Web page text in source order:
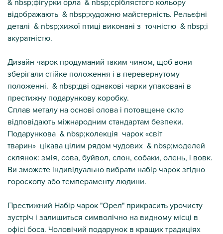
відображають & nbsp;художню майстерність. Рельєфні
деталі & nbsp;хижої птиці виконані з точністю & nbsp;і
акуратністю.
Дизайн чарок продуманий таким чином, щоб вони
зберігали стійке положення і в перевернутому
положенні. & nbsp;дві однакові чарки упаковані в
престижну подарункову коробку.
Сплав металу на основі олова і потовщене скло
відповідають міжнародним стандартам безпеки.
Подарункова & nbsp;колекція чарок «світ
тварин» цікава цілим рядом чудових & nbsp;моделей
склянок: змія, сова, буйвол, слон, собаки, олень, і вовк.
Ви зможете індивідуально вибрати набір чарок згідно
гороскопу або темпераменту людини.
Престижний Набір чарок "Орел" прикрасить урочисту
зустріч і залишиться символічно на видному місці в
офісі боса. Чоловічий подарунок в кращих традиціях